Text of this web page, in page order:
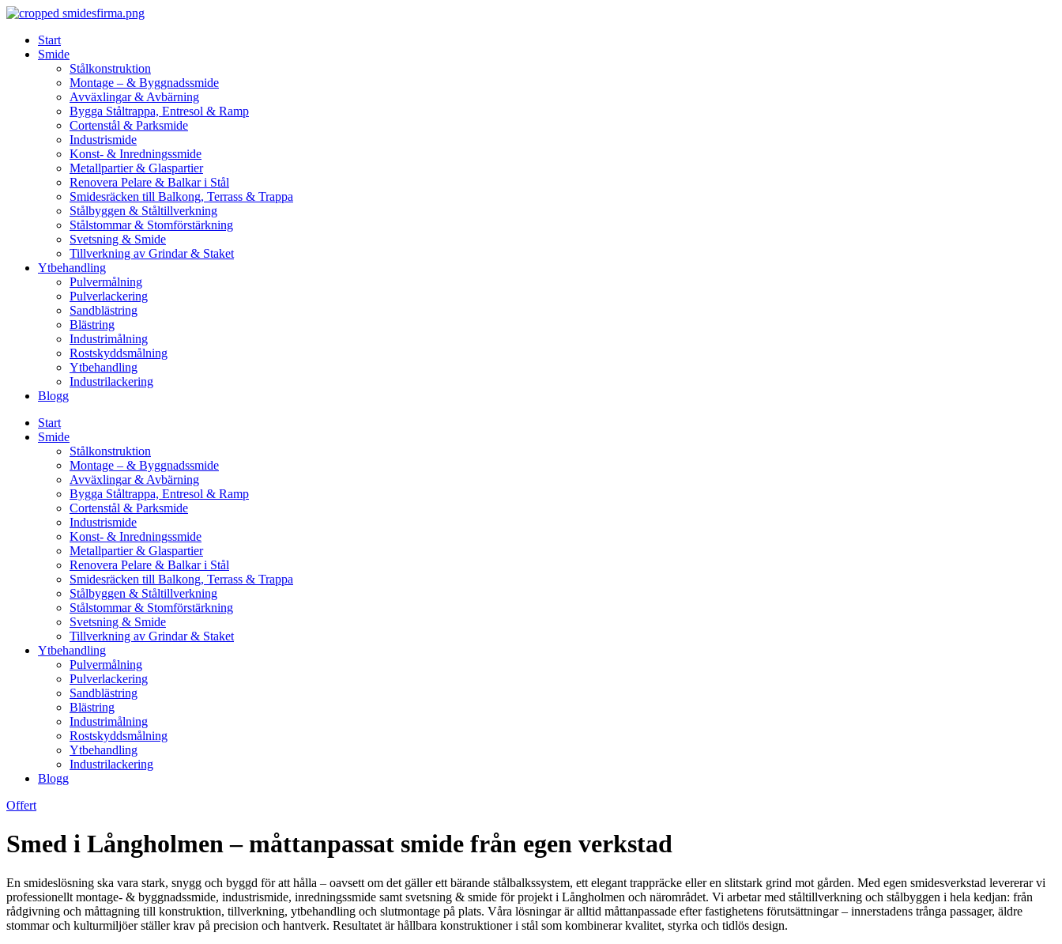
Skip
contentStart
Smide
Stålkonstruktion
Montage – & Byggnadssmide
Avväxlingar & Avbärning
Bygga Ståltrappa, Entresol & Ramp
Cortenstål & Parksmide
Industrismide
Konst- & Inredningssmide
Metallpartier & Glaspartier
Renovera Pelare & Balkar i Stål
Smidesräcken till Balkong, Terrass & Trappa
Stålbyggen & Ståltillverkning
Stålstommar & Stomförstärkning
Svetsning & Smide
Tillverkning av Grindar & Staket
Ytbehandling
Pulvermålning
Pulverlackering
Sandblästring
Blästring
Industrimålning
Rostskyddsmålning
Ytbehandling
Industrilackering
Blogg
Start
Smide
Stålkonstruktion
Montage – & Byggnadssmide
Avväxlingar & Avbärning
Bygga Ståltrappa, Entresol & Ramp
Cortenstål & Parksmide
Industrismide
Konst- & Inredningssmide
Metallpartier & Glaspartier
Renovera Pelare & Balkar i Stål
Smidesräcken till Balkong, Terrass & Trappa
Stålbyggen & Ståltillverkning
Stålstommar & Stomförstärkning
Svetsning & Smide
Tillverkning av Grindar & Staket
Ytbehandling
Pulvermålning
Pulverlackering
Sandblästring
Blästring
Industrimålning
Rostskyddsmålning
Ytbehandling
Industrilackering
Blogg
Offert
Smed i Långholmen – måttanpassat smide från egen verkstad
En smideslösning ska vara stark, snygg och byggd för att hålla – oavsett om det gäller ett bärande stålbalkssystem, ett elegant trappräcke eller en slitstark grind mot gården. Med egen smidesverkstad levererar vi
professionellt montage- & byggnadssmide, industrismide, inredningssmide samt svetsning & smide för projekt i Långholmen och närområdet. Vi arbetar med ståltillverkning och stålbyggen i hela kedjan: från
rådgivning och måttagning till konstruktion, tillverkning, ytbehandling och slutmontage på plats. Våra lösningar är alltid måttanpassade efter fastighetens förutsättningar – innerstadens trånga passager, äldre
stommar och kulturmiljöer ställer krav på precision och hantverk. Resultatet är hållbara konstruktioner i stål som kombinerar kvalitet, styrka och tidlös design.